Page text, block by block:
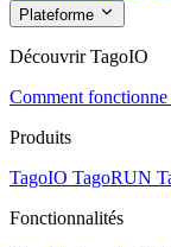
Plateforme
Découvrir TagoIO
Comment
Produits
TagoIO TagoRUN
Fonctionnalités